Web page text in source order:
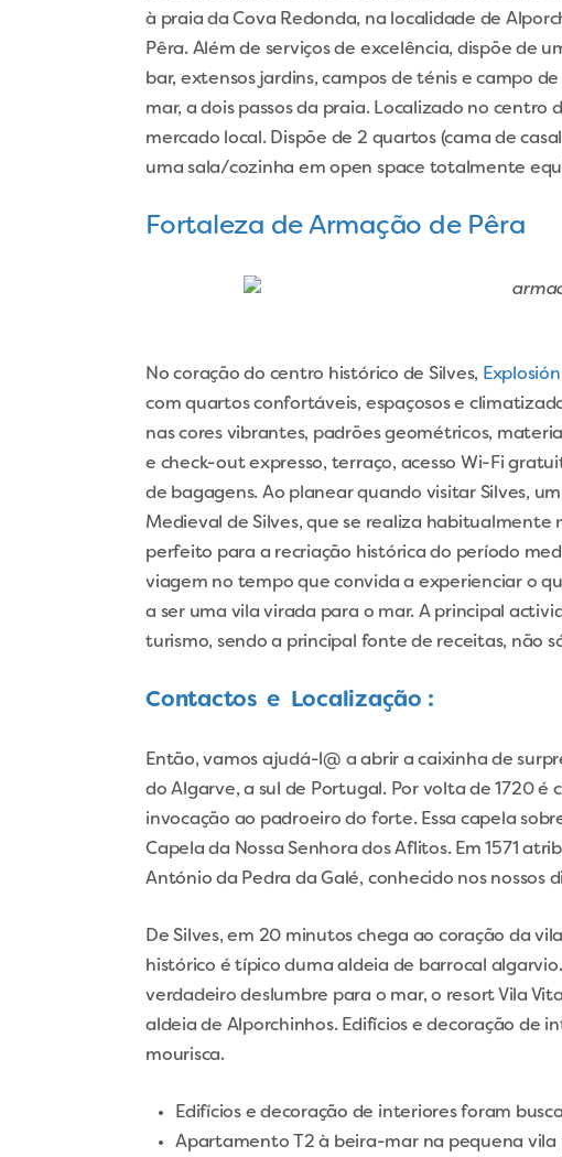
à praia da Cova Redonda, na localidade de
Pêra. Além de serviços de excelência, dispõe de
bar, extensos jardins, campos de ténis e campo
mar, a dois passos da praia. Localizado no
mercado local. Dispõe de 2 quartos (cama de
uma sala/cozinha em open space totalmente
Fortaleza de Armação de Pêra
No coração do centro histórico de Silves,
com quartos confortáveis, espaçosos e
nas cores vibrantes, padrões geométricos,
e check-out expresso, terraço, acesso Wi-Fi
de bagagens. Ao planear quando visitar Silves,
Medieval de Silves, que se realiza
perfeito para a recriação histórica do período
viagem no tempo que convida a experienciar o
a ser uma vila virada para o mar. A principal
turismo, sendo a principal fonte de receitas, não
Contactos e Localização :
Então, vamos ajudá-l@ a abrir a caixinha de
do Algarve, a sul de Portugal. Por volta de 1720
invocação ao padroeiro do forte. Essa capela
Capela da Nossa Senhora dos Aflitos. Em 1571
António da Pedra da Galé, conhecido nos nossos
De Silves, em 20 minutos chega ao coração da
histórico é típico duma aldeia de barrocal
verdadeiro deslumbre para o mar, o resort Vila
aldeia de Alporchinhos. Edifícios e decoração de
mourisca.
Edifícios e decoração de interiores foram
Apartamento T2 à beira-mar na pequena vila